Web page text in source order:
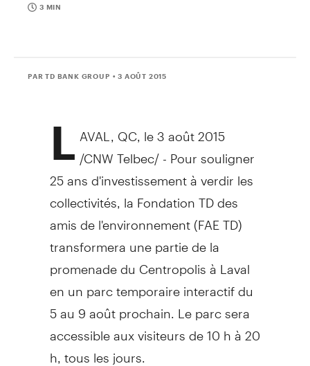
3 MIN
PAR TD BANK GROUP • 3 AOÛT 2015
L AVAL, QC , le 3 août 2015
/CNW Telbec/ - Pour souligner
25 ans d'investissement à verdir les
collectivités, la Fondation TD des
amis de l'environnement (FAE TD)
transformera une partie de la
promenade du Centropolis à Laval
en un parc temporaire interactif du
5 au 9 août prochain. Le parc sera
accessible aux visiteurs de 10 h à 20
h, tous les jours.